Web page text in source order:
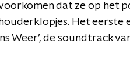
dat ze op het
Het eerste
Weer’, de soundtrack